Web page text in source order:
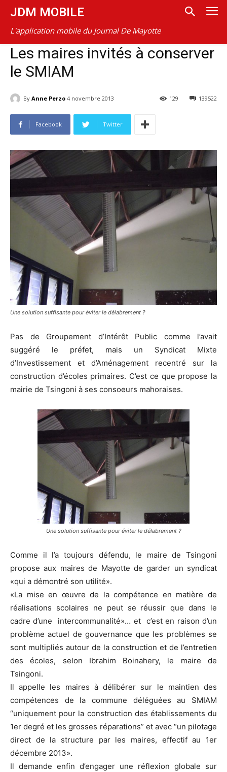
JDM MOBILE
L'application mobile du Journal De Mayotte
Les maires invités à conserver
le SMIAM
By Anne Perzo 4 novembre 2013 139522
129
Facebook Twitter
Une solution suffisante pour éviter le délabrement ?
Pas de Groupement d’Intérêt Public comme l’avait
suggéré le préfet, mais un Syndicat Mixte
d’Investissement et d’Aménagement recentré sur la
construction d’écoles primaires. C’est ce que propose la
mairie de Tsingoni à ses consoeurs mahoraises.
Une solution suffisante pour éviter le délabrement ?
Comme il l’a toujours défendu, le maire de Tsingoni
propose aux maires de Mayotte de garder un syndicat
«qui a démontré son utilité».
«La mise en œuvre de la compétence en matière de
réalisations scolaires ne peut se réussir que dans le
cadre d’une intercommunalité»… et c’est en raison d’un
problème actuel de gouvernance que les problèmes se
sont multipliés autour de la construction et de l’entretien
des écoles, selon Ibrahim Boinahery, le maire de
Tsingoni.
Il appelle les maires à délibérer sur le maintien des
compétences de la commune déléguées au SMIAM
“uniquement pour la construction des établissements du
1er degré et les grosses réparations” et avec “un pilotage
direct de la structure par les maires, effectif au 1er
décembre 2013».
Il demande enfin d’engager une réflexion globale sur